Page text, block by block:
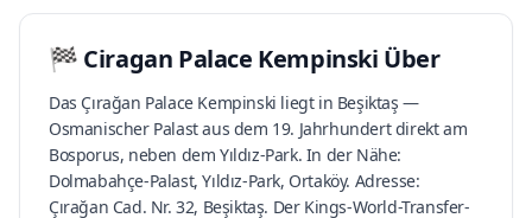
🏁 Ciragan Palace Kempinski Über
Das Çırağan Palace Kempinski liegt in Beşiktaş —
Osmanischer Palast aus dem 19. Jahrhundert direkt am
Bosporus, neben dem Yıldız-Park. In der Nähe:
Dolmabahçe-Palast, Yıldız-Park, Ortaköy. Adresse:
Çırağan Cad. Nr. 32, Beşiktaş. Der Kings-World-Transfer-